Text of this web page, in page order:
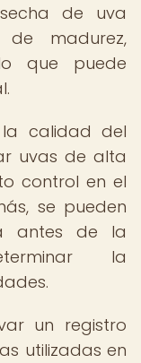
de uva
madurez,
que puede
la calidad del
uvas de alta
control en el
se pueden
antes de la
la
un registro
utilizadas en